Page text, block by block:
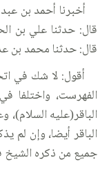
أخبرنا أحمد بن
قال: حدثنا علي بن
قال: حدثنا محمد بن
أقول: لا شك في
الفهرست، واختلفا
الباقر(عليه
الباقر أيضا، وإن لم
جميع من ذكره الشيخ